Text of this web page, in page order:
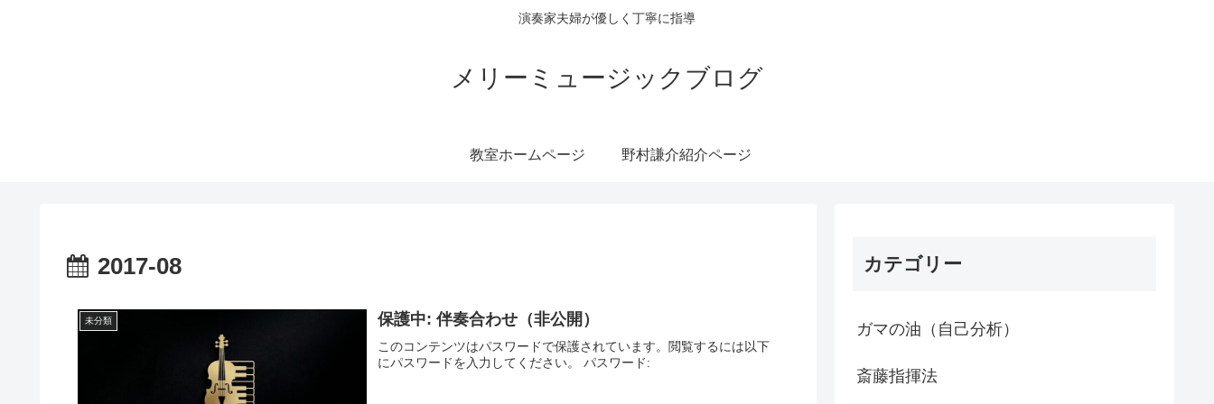
演奏家夫婦が優しく丁寧に指導
メリーミュージックブログ
教室ホームページ 野村謙介紹介ページ
2017-08
未分類 保護中: 伴奏合わせ（非公開）
このコンテンツはパスワードで保護されています。閲覧するには以下
にパスワードを入力してください。 パスワード:
カテゴリー
ガマの油（自己分析）
斎藤指揮法